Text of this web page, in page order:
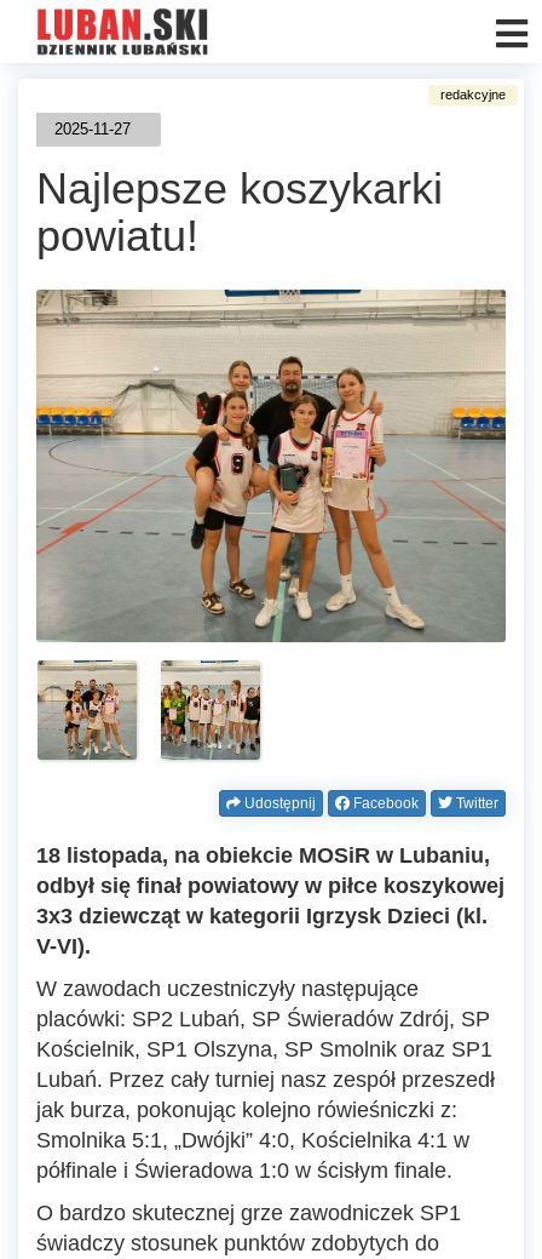
2025-11-27
Najlepsze koszykarki
powiatu!
Udostępnij Facebook Twitter
18 listopada, na obiekcie MOSiR w Lubaniu,
odbył się finał powiatowy w piłce koszykowej
3x3 dziewcząt w kategorii Igrzysk Dzieci (kl.
V-VI).
W zawodach uczestniczyły następujące
placówki: SP2 Lubań, SP Świeradów Zdrój, SP
Kościelnik, SP1 Olszyna, SP Smolnik oraz SP1
Lubań. Przez cały turniej nasz zespół przeszedł
jak burza, pokonując kolejno rówieśniczki z:
Smolnika 5:1, „Dwójki” 4:0, Kościelnika 4:1 w
półfinale i Świeradowa 1:0 w ścisłym finale.
O bardzo skutecznej grze zawodniczek SP1
świadczy stosunek punktów zdobytych do